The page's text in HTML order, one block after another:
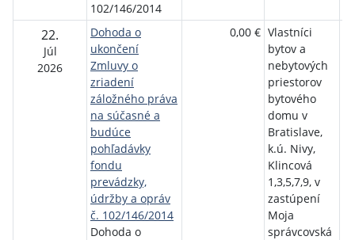
102/146/2014
22.
Júl
2026
Dohoda o
ukončení
Zmluvy o
zriadení
záložného práva
na súčasné a
budúce
pohľadávky
fondu
prevádzky,
údržby a opráv
č. 102/146/2014
Dohoda o
0,00 € Vlastníci
bytov a
nebytových
priestorov
bytového
domu v
Bratislave,
k.ú. Nivy,
Klincová
1,3,5,7,9, v
zastúpení
Moja
správcovská